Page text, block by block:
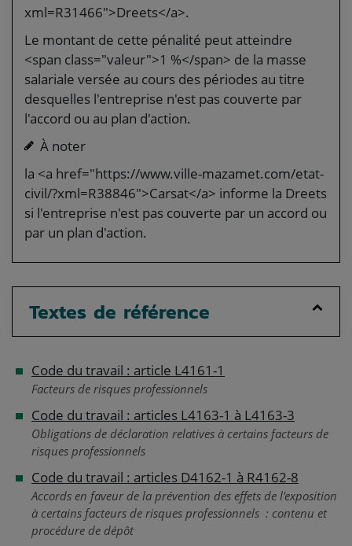
xml=R31466">Dreets</a>.
Le montant de cette pénalité peut atteindre
<span class="valeur">1 %</span> de la masse
salariale versée au cours des périodes au titre
desquelles l'entreprise n'est pas couverte par
l'accord ou au plan d'action.
À noter
la <a href="https://www.ville-mazamet.com/etat-
civil/?xml=R38846">Carsat</a> informe la Dreets
si l'entreprise n'est pas couverte par un accord ou
par un plan d'action.
Textes de référence
Code du travail : article L4161-1
Facteurs de risques professionnels
Code du travail : articles L4163-1 à L4163-3
Obligations de déclaration relatives à certains facteurs de
risques professionnels
Code du travail : articles D4162-1 à R4162-8
Accords en faveur de la prévention des effets de l'exposition
à certains facteurs de risques professionnels : contenu et
procédure de dépôt